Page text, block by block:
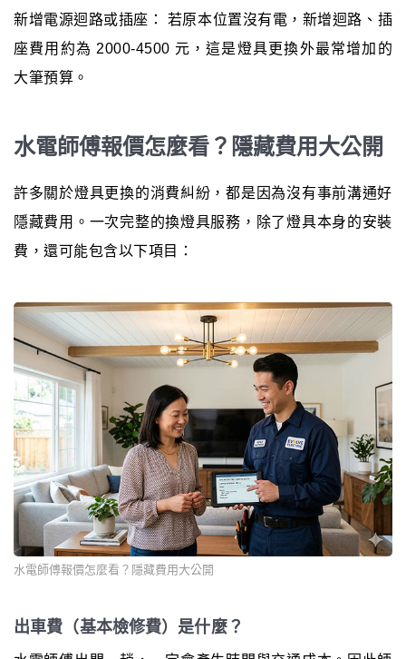
新增電源迴路或插座： 若原本位置沒有電，新增迴路、插
座費用約為 2000-4500 元，這是燈具更換外最常增加的
大筆預算。
水電師傅報價怎麼看？隱藏費用大公開
許多關於燈具更換的消費糾紛，都是因為沒有事前溝通好
隱藏費用。一次完整的換燈具服務，除了燈具本身的安裝
費，還可能包含以下項目：
水電師傅報價怎麼看？隱藏費用大公開
出車費（基本檢修費）是什麼？